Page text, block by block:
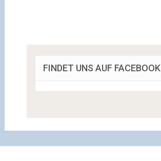
FINDET UNS AUF FACEBOOK